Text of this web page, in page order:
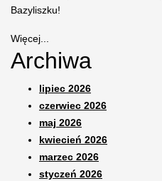
Bazyliszku!
Więcej...
Archiwa
lipiec 2026
czerwiec 2026
maj 2026
kwiecień 2026
marzec 2026
styczeń 2026